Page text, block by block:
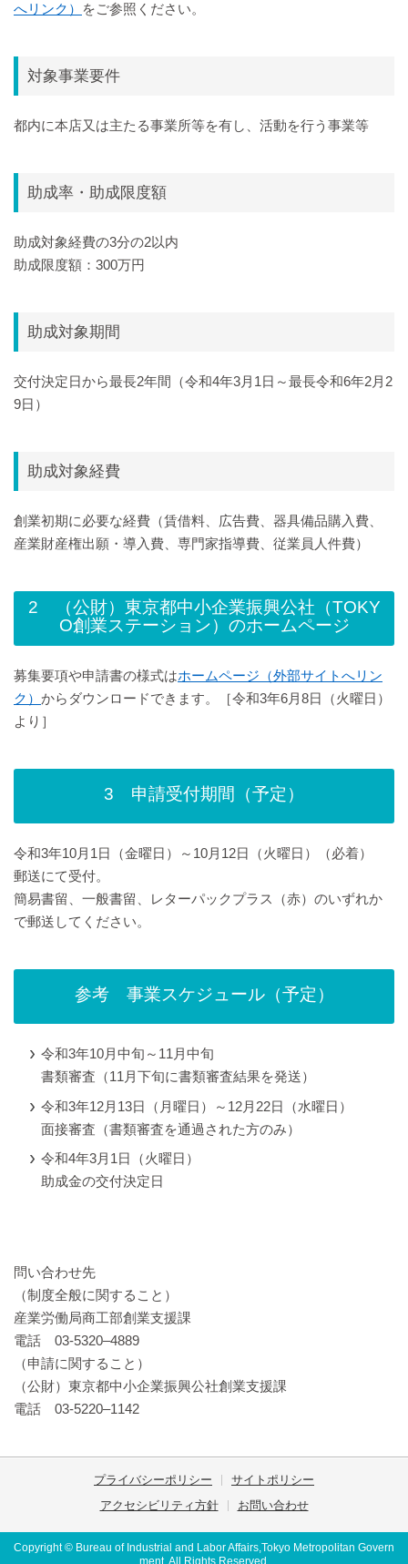
へリンク）
をご参照ください。
対象事業要件
都内に本店又は主たる事業所等を有し、活動を行う事業等
助成率・助成限度額
助成対象経費の3分の2以内
助成限度額：300万円
助成対象期間
交付決定日から最長2年間（令和4年3月1日～最長令和6年2月2
9日）
助成対象経費
創業初期に必要な経費（賃借料、広告費、器具備品購入費、
産業財産権出願・導入費、専門家指導費、従業員人件費）
2 （公財）東京都中小企業振興公社（TOKY
O創業ステーション）のホームページ
募集要項や申請書の様式はホームページ（外部サイトへリン
ク） からダウンロードできます。［令和3年6月8日（火曜日）
より］
3 申請受付期間（予定）
令和3年10月1日（金曜日）～10月12日（火曜日）（必着）
郵送にて受付。
簡易書留、一般書留、レターパックプラス（赤）のいずれか
で郵送してください。
参考 事業スケジュール（予定）
令和3年10月中旬～11月中旬
書類審査（11月下旬に書類審査結果を発送）
令和3年12月13日（月曜日）～12月22日（水曜日）
面接審査（書類審査を通過された方のみ）
令和4年3月1日（火曜日）
助成金の交付決定日
問い合わせ先
（制度全般に関すること）
産業労働局商工部創業支援課
電話 03-5320–4889
（申請に関すること）
（公財）東京都中小企業振興公社創業支援課
電話 03-5220–1142
プライバシーポリシー
サイトポリシー
アクセシビリティ方針
お問い合わせ
Copyright © Bureau of Industrial and Labor Affairs,Tokyo Metropolitan Govern
ment. All Rights Reserved.